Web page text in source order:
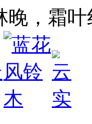
晚，霜